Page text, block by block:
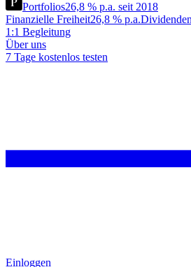
Portfolios26,8 % p.a. seit 2018
Finanzielle Freiheit26,8 % p.a.
1:1 Begleitung
Über uns
7 Tage kostenlos testen
Einloggen